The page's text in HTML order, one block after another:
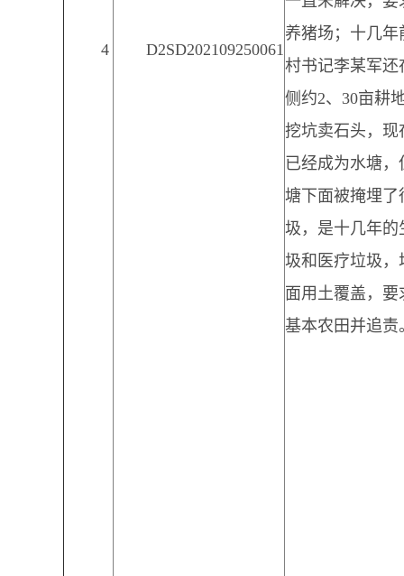
4 D2SD202109250061
养猪场；十几年
村书记李某军还
侧约2、30亩耕
挖坑卖石头，现
已经成为水塘，
塘下面被掩埋了
圾，是十几年的
圾和医疗垃圾，
面用土覆盖，要
基本农田并追责